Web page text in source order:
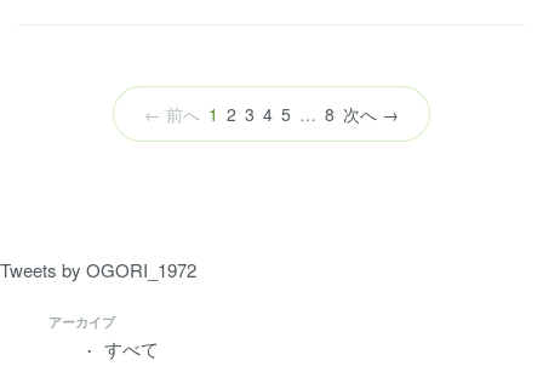
Tweets by OGORI_1972
アーカイブ
すべて
← 前へ 1 （こ
の
2 3 4 5 … 8 次へ →